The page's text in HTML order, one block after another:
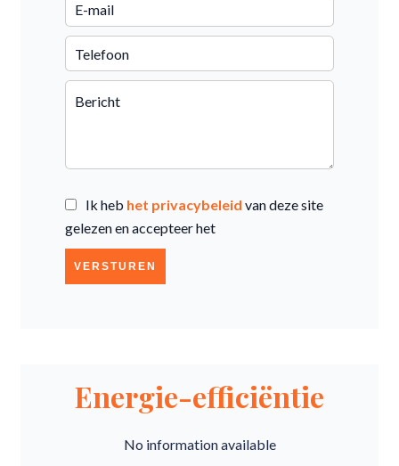
Ik heb het privacybeleid van deze site
gelezen en accepteer het
VERSTUREN
Energie-efficiëntie
No information available